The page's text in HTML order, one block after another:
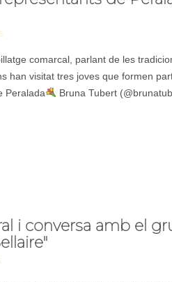
comarcal, parlant de les
han visitat tres joves que formen
Peralada
Bruna Tubert
i conversa amb el